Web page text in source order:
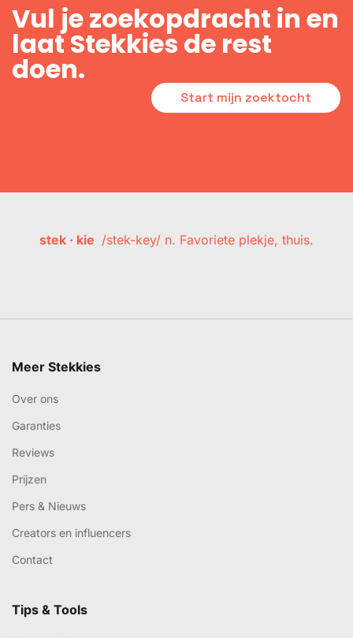
Vul je zoekopdracht in en
laat Stekkies de rest
doen.
Start mijn zoektocht
stek · kie /stek-key/ n. Favoriete plekje, thuis.
Meer Stekkies
Over ons
Garanties
Reviews
Prijzen
Pers & Nieuws
Creators en influencers
Contact
Tips & Tools